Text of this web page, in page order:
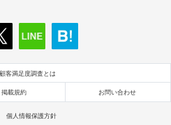
客満足度調査とは
掲載規約 お問い合わせ
個人情報保護方針